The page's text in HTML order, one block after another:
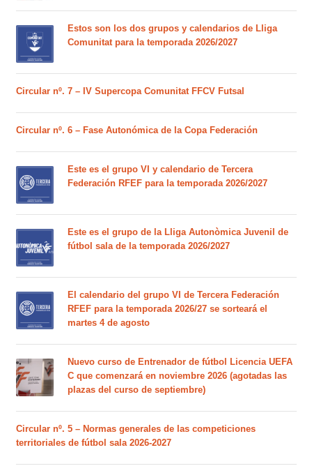
Estos son los dos grupos y calendarios de Lliga
Comunitat para la temporada 2026/2027
Circular nº. 7 – IV Supercopa Comunitat FFCV Futsal
Circular nº. 6 – Fase Autonómica de la Copa Federación
Este es el grupo VI y calendario de Tercera
Federación RFEF para la temporada 2026/2027
Este es el grupo de la Lliga Autonòmica Juvenil de
fútbol sala de la temporada 2026/2027
El calendario del grupo VI de Tercera Federación
RFEF para la temporada 2026/27 se sorteará el
martes 4 de agosto
Nuevo curso de Entrenador de fútbol Licencia UEFA
C que comenzará en noviembre 2026 (agotadas las
plazas del curso de septiembre)
Circular nº. 5 – Normas generales de las competiciones
territoriales de fútbol sala 2026-2027